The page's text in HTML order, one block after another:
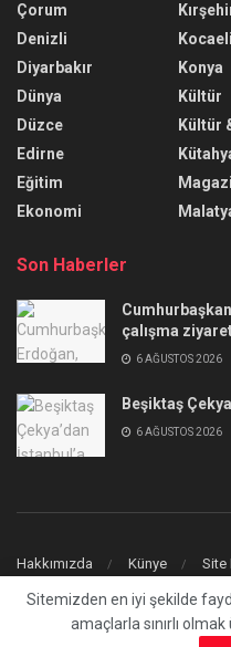
Çorum
Denizli
Diyarbakır
Dünya
Düzce
Edirne
Eğitim
Ekonomi
Kocaeli
Konya
Kültür
Kültür
Son Haberler
çalışma
6 AĞUSTOS 2026
Beşiktaş
6 AĞUSTOS 2026
Hakkımızda Künye Site
uchilaltv.com- Tüm Hakları
Sitemizden en iyi şekilde
amaçlarla sınırlı